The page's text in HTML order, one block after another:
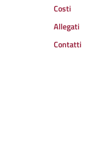
Costi
Allegati
Contatti